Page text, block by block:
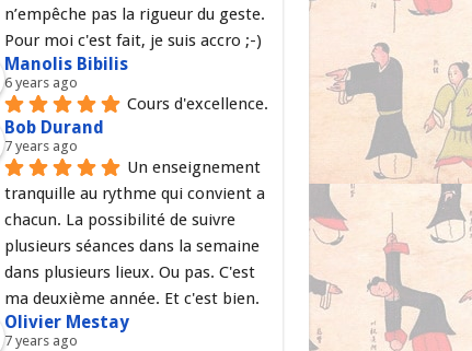
n’empêche pas la rigueur du geste.
Pour moi c'est fait, je suis accro ;-)
Manolis Bibilis
6 years ago
Cours d'excellence.
Bob Durand
7 years ago
Un enseignement
tranquille au rythme qui convient a
chacun. La possibilité de suivre
plusieurs séances dans la semaine
dans plusieurs lieux. Ou pas. C'est
ma deuxième année. Et c'est bien.
Olivier Mestay
7 years ago